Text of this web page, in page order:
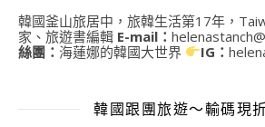
韓國釜山旅居中，旅韓生活第17年，
家、旅遊書編輯 E-mail：
絲團： 海蓮娜的韓國大世界 IG：
韓國跟團旅遊～輸碼現